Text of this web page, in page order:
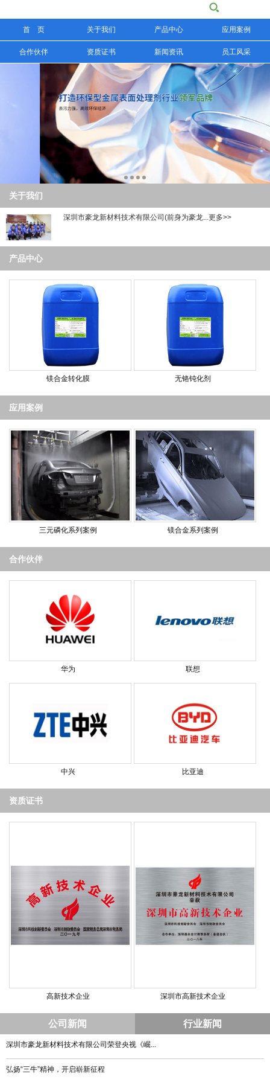
首 页 关于我们 产品中心 应用案例
合作伙伴 资质证书 新闻资讯 员工风采
关于我们
深圳市豪龙新材料技术有限公司(前身为豪龙...更多>>
产品中心
镁合金转化膜 无铬钝化剂
应用案例
三元磷化系列案例 镁合金系列案例
合作伙伴
华为 联想
中兴 比亚迪
资质证书
高新技术企业 深圳市高新技术企业
公司新闻 行业新闻
深圳市豪龙新材料技术有限公司荣登央视《崛...
弘扬“三牛”精神，开启崭新征程
搜索